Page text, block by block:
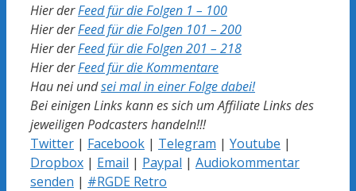
Hier derFeed für die Folgen 1 – 100
Hier derFeed für die Folgen 101 – 200
Hier derFeed für die Folgen 201 – 218
Hier derFeed für die Kommentare
Hau nei undsei mal in einer Folge dabei!
Bei einigen Links kann es sich um Affiliate Links des
jeweiligen Podcasters handeln!!!
Twitter | Facebook | Telegram | Youtube |
Dropbox | Email | Paypal | Audiokommentar
senden | #RGDE Retro